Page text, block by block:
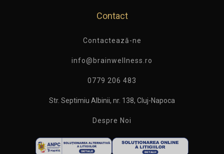
Contact
Contactează-ne
info@brainwellness.ro
0779 206 483
Str. Septimiu Albinii, nr. 138, Cluj-Napoca
Despre Noi